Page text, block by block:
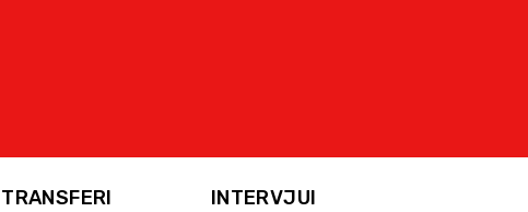
TRANSFERI INTERVJUI